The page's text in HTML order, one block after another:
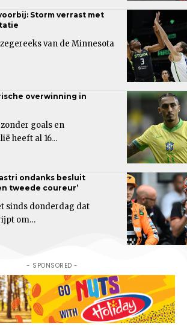
Storm verrast met
van de Minnesota
overwinning in
goals en
heeft al 16…
ondanks besluit
tweede coureur’
sinds donderdag dat
om…
- SPONSORED -